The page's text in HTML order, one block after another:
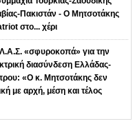
Πακιστάν - Ο Μητσοτάκης
στο... χέρι
«σφυροκοπά» για την
διασύνδεση Ελλάδας-
«Ο κ. Μητσοτάκης δεν
με αρχή, μέση και τέλος